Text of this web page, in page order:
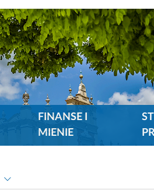
FINANSE I
MIENIE